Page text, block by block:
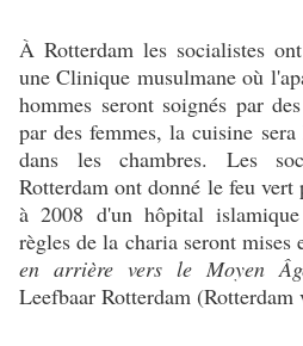
À Rotterdam les socialistes
une Clinique musulmane où
hommes seront soignés par
par des femmes, la cuisine
dans les chambres. Les
Rotterdam ont donné le feu
à 2008 d'un hôpital
règles de la charia seront mises
en arrière vers le Moyen
Leefbaar Rotterdam